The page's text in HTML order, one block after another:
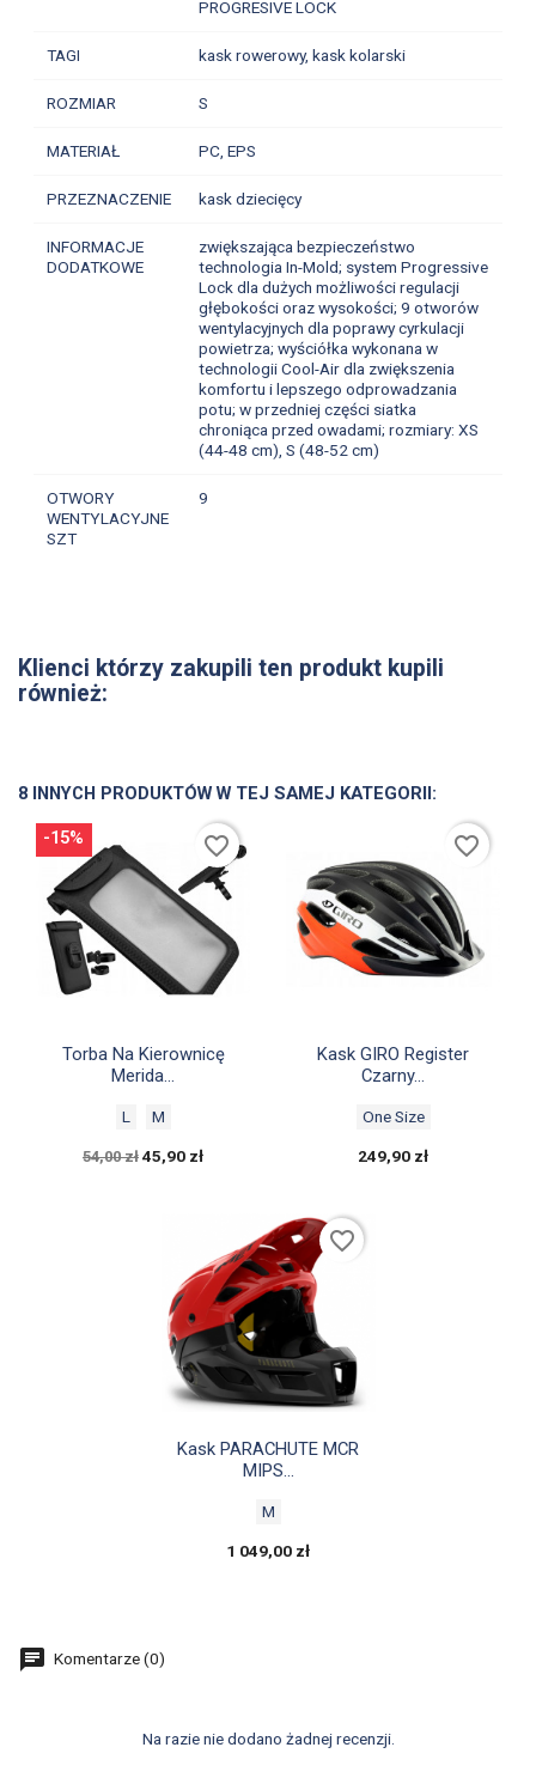
PROGRESIVE LOCK
TAGI kask rowerowy, kask kolarski
ROZMIAR S
MATERIAŁ PC, EPS
PRZEZNACZENIE kask dziecięcy
INFORMACJE
DODATKOWE
zwiększająca bezpieczeństwo
technologia In-Mold; system Progressive
Lock dla dużych możliwości regulacji
głębokości oraz wysokości; 9 otworów
wentylacyjnych dla poprawy cyrkulacji
powietrza; wyściółka wykonana w
technologii Cool-Air dla zwiększenia
komfortu i lepszego odprowadzania
potu; w przedniej części siatka
chroniąca przed owadami; rozmiary: XS
(44-48 cm), S (48-52 cm)
OTWORY
WENTYLACYJNE
SZT
9
Klienci którzy zakupili ten produkt kupili
również:
8 INNYCH PRODUKTÓW W TEJ SAMEJ KATEGORII:
Szybki podgląd
Torba Na Kierownicę
Merida...
L M
54,00 zł 45,90 zł
-15% favorite_border
Szybki podgląd
Kask GIRO Register
Czarny...
One Size
249,90 zł
favorite_border
Szybki podgląd
Kask PARACHUTE MCR
MIPS...
M
1 049,00 zł
favorite_border
Komentarze (0)
Na razie nie dodano żadnej recenzji.